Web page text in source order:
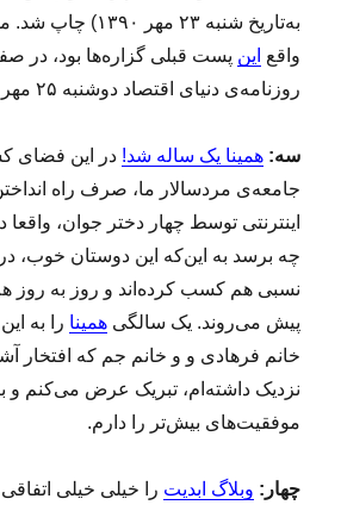
به‌تاریخ شنبه ۲۳
واقع این پست قبلی گزاره‌ها بود، در
روزنامه‌ی دنیای اقتصاد دوشنبه ۲۵ مهر
سه: همینا یک ساله شد! در این فضای
جامعه‌ی مردسالار ما، صرف راه
اینترنتی توسط چهار دختر جوان،
چه برسد به این‌که این دوستان خوب،
نسبی هم کسب کرده‌اند و روز به روز
پیش می‌روند. یک سالگیهمینا را به
خانم فرهادی و و خانم جم که افتخار
نزدیک داشته‌ام، تبریک عرض می‌کنم و
موفقیت‌های بیش‌تر را دارم.
چهار: وبلاگ ابدیت را خیلی خیلی